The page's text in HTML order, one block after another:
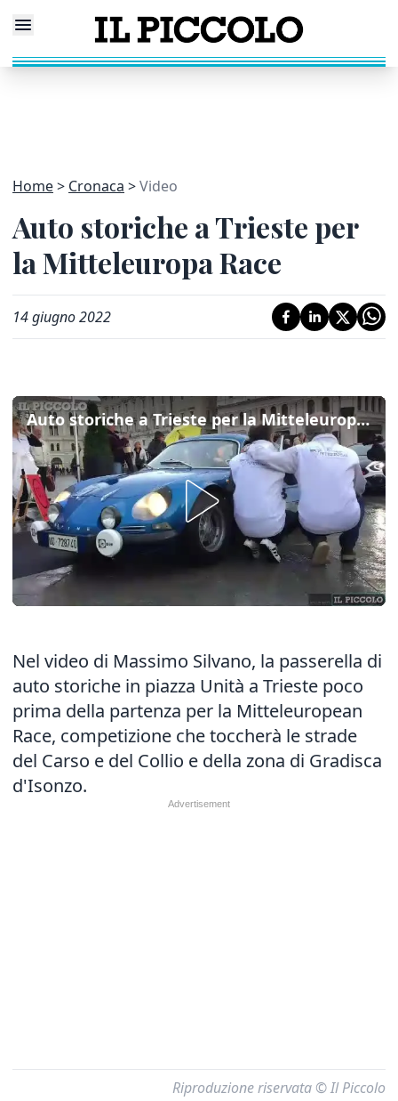
Home Cronaca Video
Auto storiche a Trieste per
la Mitteleuropa Race
14 giugno 2022
Auto storiche a Trieste per la Mitteleuropa Race
Nel video di Massimo Silvano, la passerella di
auto storiche in piazza Unità a Trieste poco
prima della partenza per la Mitteleuropean
Race, competizione che toccherà le strade
del Carso e del Collio e della zona di Gradisca
d'Isonzo.
Riproduzione riservata © Il Piccolo